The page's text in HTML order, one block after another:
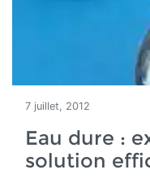
7 juillet, 2012
Eau dure :
solution